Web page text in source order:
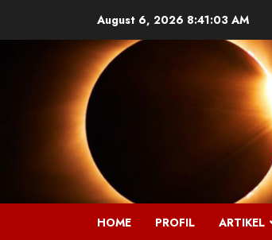
August 6, 2026 8:41:03 AM
HOME PROFIL ARTIKEL